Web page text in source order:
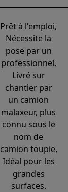
Prêt à l'emploi,
Nécessite la
pose par un
professionnel,
Livré sur
chantier par
un camion
malaxeur, plus
connu sous le
nom de
camion toupie,
Idéal pour les
grandes
surfaces.